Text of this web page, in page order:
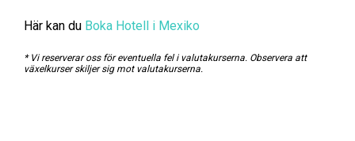
Här kan du Boka Hotell i Mexiko
* Vi reserverar oss för eventuella fel i valutakurserna. Observera att
växelkurser skiljer sig mot valutakurserna.